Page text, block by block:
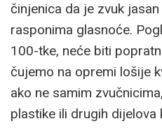
činjenica da je zvuk
rasponima glasnoće.
100-tke, neće biti
čujemo na opremi lošije
ako ne samim
plastike ili drugih dijelova